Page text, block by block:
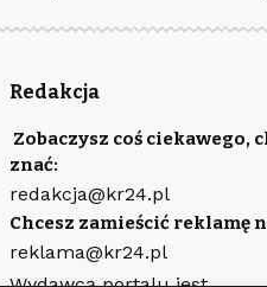
Redakcja
Zobaczysz coś ciekawego,
znać:
redakcja@kr24.pl
Chcesz zamieścić reklamę
reklama@kr24.pl